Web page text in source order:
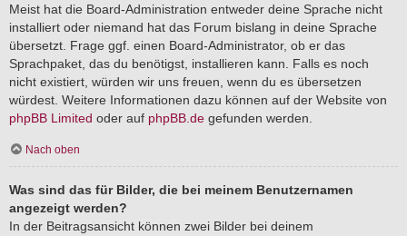
Meist hat die Board-Administration entweder deine Sprache nicht
installiert oder niemand hat das Forum bislang in deine Sprache
übersetzt. Frage ggf. einen Board-Administrator, ob er das
Sprachpaket, das du benötigst, installieren kann. Falls es noch
nicht existiert, würden wir uns freuen, wenn du es übersetzen
würdest. Weitere Informationen dazu können auf der Website von
phpBB Limited oder auf phpBB.de gefunden werden.
Nach oben
Was sind das für Bilder, die bei meinem Benutzernamen
angezeigt werden?
In der Beitragsansicht können zwei Bilder bei deinem